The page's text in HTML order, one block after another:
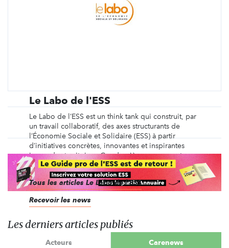
Le Labo de l'ESS
Le Labo de l’ESS est un think tank qui construit, par
un travail collaboratif, des axes structurants de
l’Économie Sociale et Solidaire (ESS) à partir
d’initiatives concrètes, innovantes et inspirantes
issues des territoires. Ces dernières proposent une
autre manière de produire, consommer, ...
Tous les articles Le Labo de l'ESS
Recevoir les news
Les derniers articles publiés
Acteurs Carenews